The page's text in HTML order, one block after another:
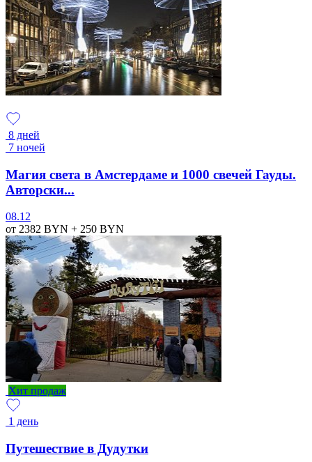
8 дней
7 ночей
Магия света в Амстердаме и 1000 свечей Гауды.
Авторски...
08.12
от 2382 BYN + 250 BYN
Хит продаж
1 день
Путешествие в Дудутки